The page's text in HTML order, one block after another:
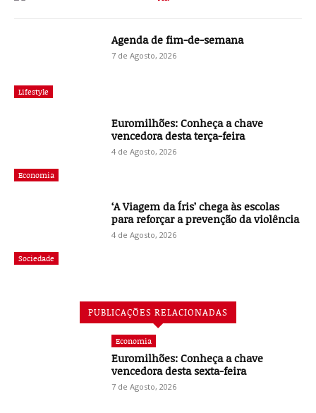
Lifestyle
Agenda de fim-de-semana
7 de Agosto, 2026
Economia
Euromilhões: Conheça a chave
vencedora desta terça-feira
4 de Agosto, 2026
Sociedade
‘A Viagem da Íris’ chega às escolas
para reforçar a prevenção da violência
4 de Agosto, 2026
PUBLICAÇÕES RELACIONADAS
Economia
Euromilhões: Conheça a chave
vencedora desta sexta-feira
7 de Agosto, 2026